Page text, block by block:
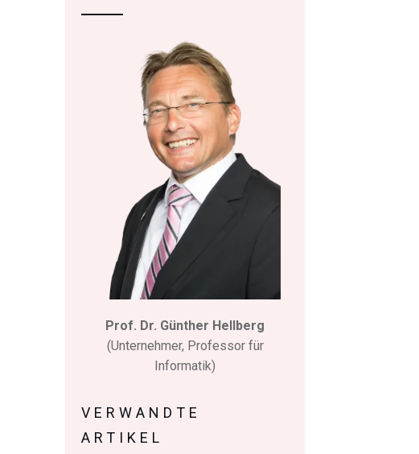
Prof. Dr. Günther Hellberg
(Unternehmer, Professor für
Informatik)
VERWANDTE
ARTIKEL